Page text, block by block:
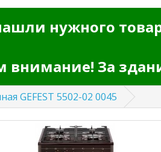
нужного
внимание! За
GEFEST 5502-02 0045